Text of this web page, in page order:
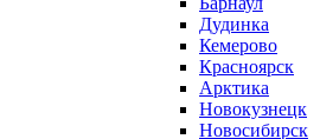
Дудинка
Кемерово
Красноярск
Арктика
Новокузнецк
Новосибирск